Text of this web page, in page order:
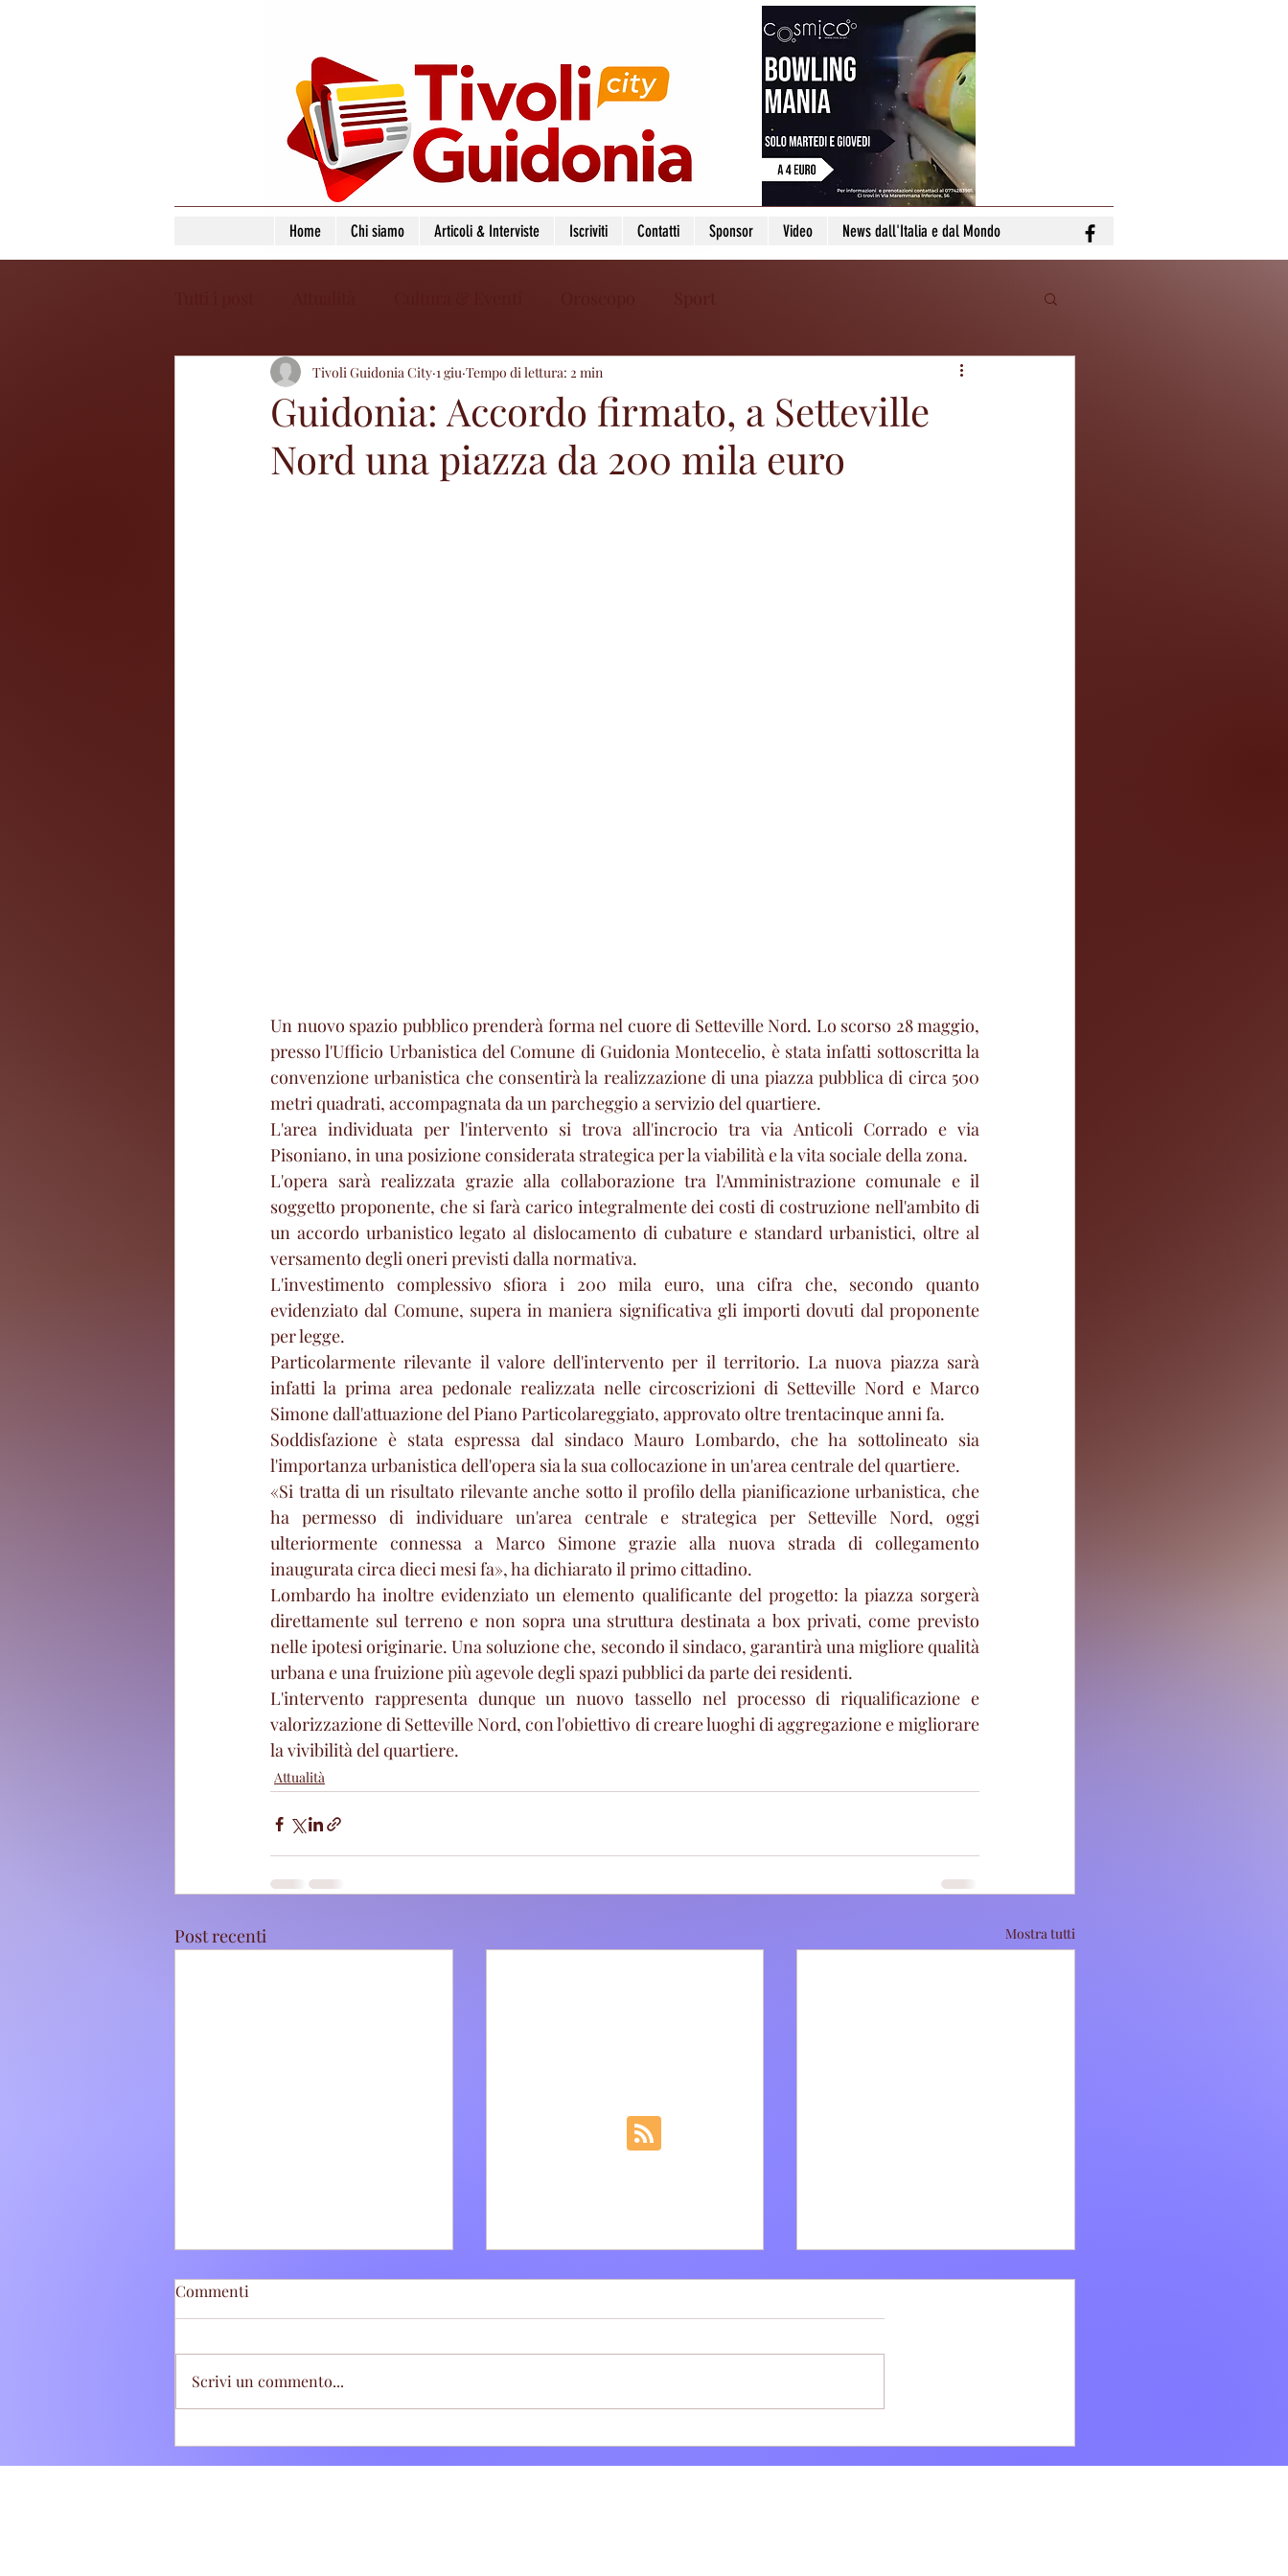
Home Chi siamo Articoli & Interviste Iscriviti Contatti Sponsor Video News dall'Italia e dal Mondo
Guidonia: Accordo firmato, a Setteville
Nord una piazza da 200 mila euro
Tivoli Guidonia City 1 giu Tempo di lettura: 2 min
Un nuovo spazio pubblico prenderà forma nel cuore di Setteville Nord. Lo scorso 28 maggio,
presso l'Ufficio Urbanistica del Comune di Guidonia Montecelio, è stata infatti sottoscritta la
convenzione urbanistica che consentirà la realizzazione di una piazza pubblica di circa 500
metri quadrati, accompagnata da un parcheggio a servizio del quartiere.
L'area individuata per l'intervento si trova all'incrocio tra via Anticoli Corrado e via
Pisoniano, in una posizione considerata strategica per la viabilità e la vita sociale della zona.
L'opera sarà realizzata grazie alla collaborazione tra l'Amministrazione comunale e il
soggetto proponente, che si farà carico integralmente dei costi di costruzione nell'ambito di
un accordo urbanistico legato al dislocamento di cubature e standard urbanistici, oltre al
versamento degli oneri previsti dalla normativa.
L'investimento complessivo sfiora i 200 mila euro, una cifra che, secondo quanto
evidenziato dal Comune, supera in maniera significativa gli importi dovuti dal proponente
per legge.
Particolarmente rilevante il valore dell'intervento per il territorio. La nuova piazza sarà
infatti la prima area pedonale realizzata nelle circoscrizioni di Setteville Nord e Marco
Simone dall'attuazione del Piano Particolareggiato, approvato oltre trentacinque anni fa.
Soddisfazione è stata espressa dal sindaco Mauro Lombardo, che ha sottolineato sia
l'importanza urbanistica dell'opera sia la sua collocazione in un'area centrale del quartiere.
«Si tratta di un risultato rilevante anche sotto il profilo della pianificazione urbanistica, che
ha permesso di individuare un'area centrale e strategica per Setteville Nord, oggi
ulteriormente connessa a Marco Simone grazie alla nuova strada di collegamento
inaugurata circa dieci mesi fa», ha dichiarato il primo cittadino.
Lombardo ha inoltre evidenziato un elemento qualificante del progetto: la piazza sorgerà
direttamente sul terreno e non sopra una struttura destinata a box privati, come previsto
nelle ipotesi originarie. Una soluzione che, secondo il sindaco, garantirà una migliore qualità
urbana e una fruizione più agevole degli spazi pubblici da parte dei residenti.
L'intervento rappresenta dunque un nuovo tassello nel processo di riqualificazione e
valorizzazione di Setteville Nord, con l'obiettivo di creare luoghi di aggregazione e migliorare
la vivibilità del quartiere.
Attualità
Post recenti Mostra tutti
abbandoni di rifiuti, sette
Polinesi-Cinti festeggia 61
delle VILLÆ continua dopo il
Commenti
Scrivi un commento...